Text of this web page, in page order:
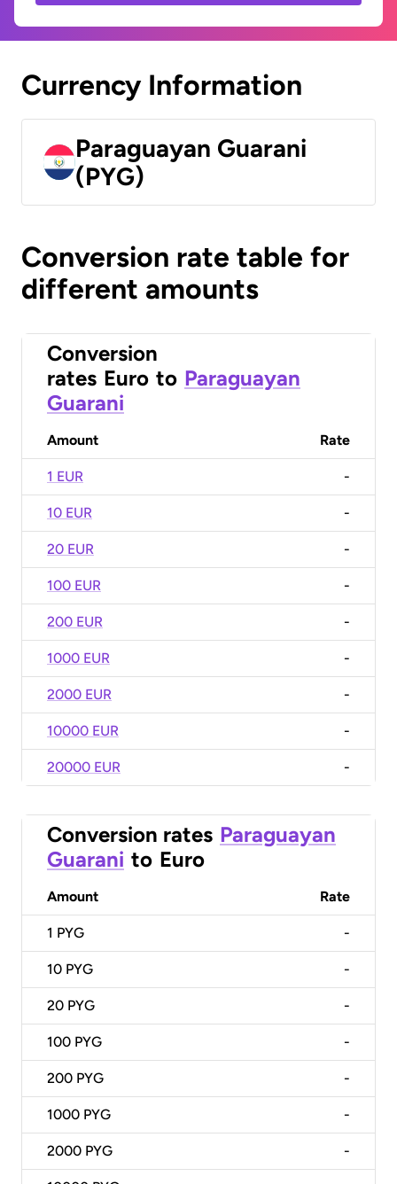
Currency Information
Paraguayan Guarani
(PYG)
Conversion rate table for
different amounts
Conversion
rates Euro to Paraguayan
Guarani
Amount Rate
1 EUR -
10 EUR -
20 EUR -
100 EUR -
200 EUR -
1000 EUR -
2000 EUR -
10000 EUR -
20000 EUR -
Conversion rates Paraguayan
Guarani to Euro
Amount Rate
1 PYG -
10 PYG -
20 PYG -
100 PYG -
200 PYG -
1000 PYG -
2000 PYG -